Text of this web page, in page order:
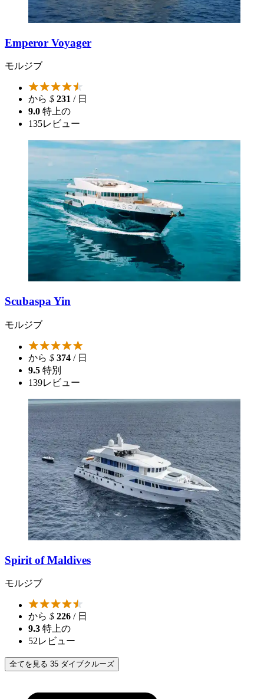
Emperor Voyager
モルジブ
から $ 231 / 日
9.0 特上の
135レビュー
Scubaspa Yin
モルジブ
から $ 374 / 日
9.5 特別
139レビュー
Spirit of Maldives
モルジブ
から $ 226 / 日
9.3 特上の
52レビュー
全てを見る 35 ダイブクルーズ